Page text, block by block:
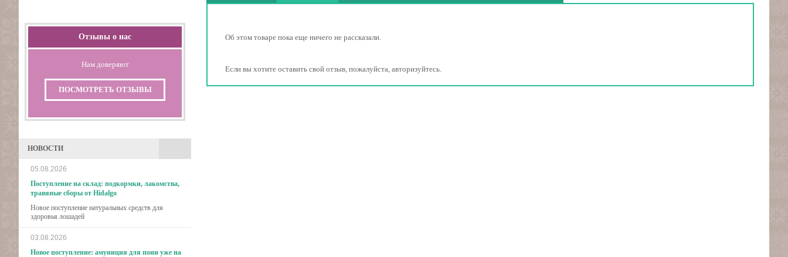
Отзывы о нас
Нам доверяют
ПОСМОТРЕТЬ ОТЗЫВЫ
НОВОСТИ
05.08.2026
Поступление на склад: подкормки, лакомства,
травяные сборы от Hidalgo
Новое поступление натуральных средств для
здоровья лошадей
03.08.2026
Новое поступление: амуниция для пони уже на
Об этом товаре пока еще ничего не рассказали.
Если вы хотите оставить свой отзыв, пожалуйста, авторизуйтесь.